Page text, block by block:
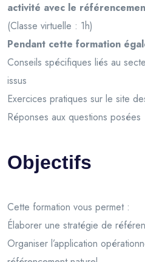
activité avec le
(Classe virtuelle : 1h)
Pendant cette formation
Conseils spécifiques liés au
issus
Exercices pratiques sur le site
Réponses aux questions posées
Objectifs
Cette formation vous permet :
Élaborer une stratégie de
Organiser l’application